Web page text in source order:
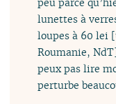
lunettes à
loupes à 60 lei
Roumanie,
peux pas lire
perturbe